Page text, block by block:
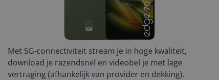
Met 5G-connectiviteit stream je in hoge kwaliteit,
download je razendsnel en videobel je met lage
vertraging (afhankelijk van provider en dekking).